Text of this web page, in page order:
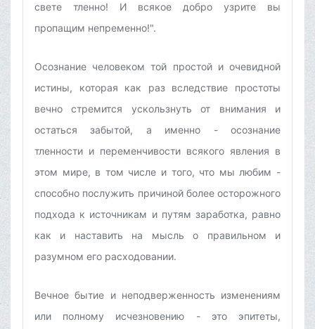
свете тленно! И всякое добро узрите вы
пропащим непременно!".
Осознание человеком той простой и очевидной
истины, которая как раз вследствие простоты
вечно стремится ускользнуть от внимания и
остаться забытой, а именно - осознание
тленности и переменчивости всякого явления в
этом мире, в том числе и того, что мы любим -
способно послужить причиной более осторожного
подхода к источникам и путям заработка, равно
как и наставить на мысль о правильном и
разумном его расходовании.
Вечное бытие и неподверженность изменениям
или полному исчезновению - это эпитеты,